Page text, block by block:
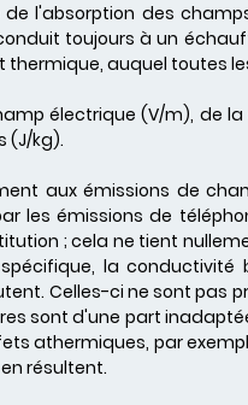
de l'absorption des
toujours à un
auquel toutes
électrique (V/m), de
(J/kg).
aux émissions de
les émissions de
; cela ne tient
la
Celles-ci ne sont pas
sont d'une part
athermiques, par
résultent.